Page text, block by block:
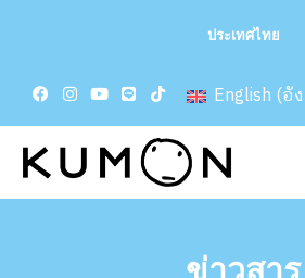
ประเทศไทย
English (อั
ข่าวสาร